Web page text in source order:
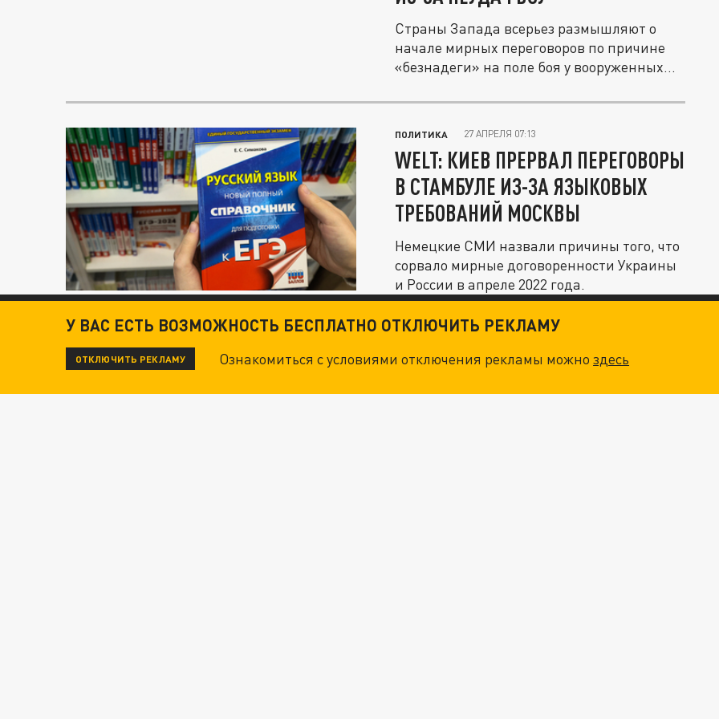
Страны Запада всерьез размышляют о
начале мирных переговоров по причине
«безнадеги» на поле боя у вооруженных...
ПОЛИТИКА 27 АПРЕЛЯ 07:13
WELT: КИЕВ ПРЕРВАЛ ПЕРЕГОВОРЫ
В СТАМБУЛЕ ИЗ-ЗА ЯЗЫКОВЫХ
ТРЕБОВАНИЙ МОСКВЫ
Немецкие СМИ назвали причины того, что
сорвало мирные договоренности Украины
и России в апреле 2022 года.
У ВАС ЕСТЬ ВОЗМОЖНОСТЬ БЕСПЛАТНО ОТКЛЮЧИТЬ РЕКЛАМУ
ОТКЛЮЧИТЬ РЕКЛАМУ Ознакомиться с условиями отключения рекламы можноздесь